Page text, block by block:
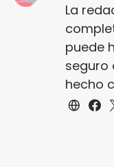
La
puede
seguro
hecho